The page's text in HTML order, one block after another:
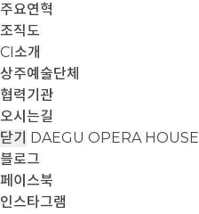
주요연혁
조직도
CI소개
상주예술단체
협력기관
오시는길
닫기 DAEGU OPERA HOUSE
블로그
페이스북
인스타그램